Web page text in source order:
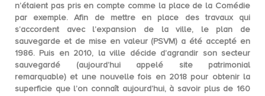
n’étaient pas pris en compte comme la place de la Comédie
par exemple. Afin de mettre en place des travaux qui
s’accordent avec l’expansion de la ville, le plan de
sauvegarde et de mise en valeur (PSVM) a été accepté en
1986. Puis en 2010, la ville décide d’agrandir son secteur
sauvegardé (aujourd’hui appelé site patrimonial
remarquable) et une nouvelle fois en 2018 pour obtenir la
superficie que l’on connaît aujourd’hui, à savoir plus de 160